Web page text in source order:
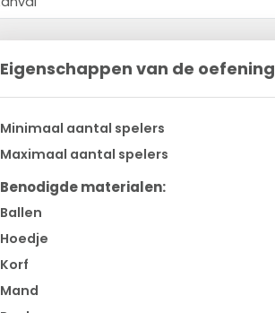
Eigenschappen van de oefening
Minimaal aantal spelers
Maximaal aantal spelers
Benodigde materialen:
Ballen
Hoedje
Korf
Mand